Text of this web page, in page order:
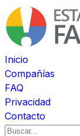
Inicio
Compañías
FAQ
Privacidad
Contacto